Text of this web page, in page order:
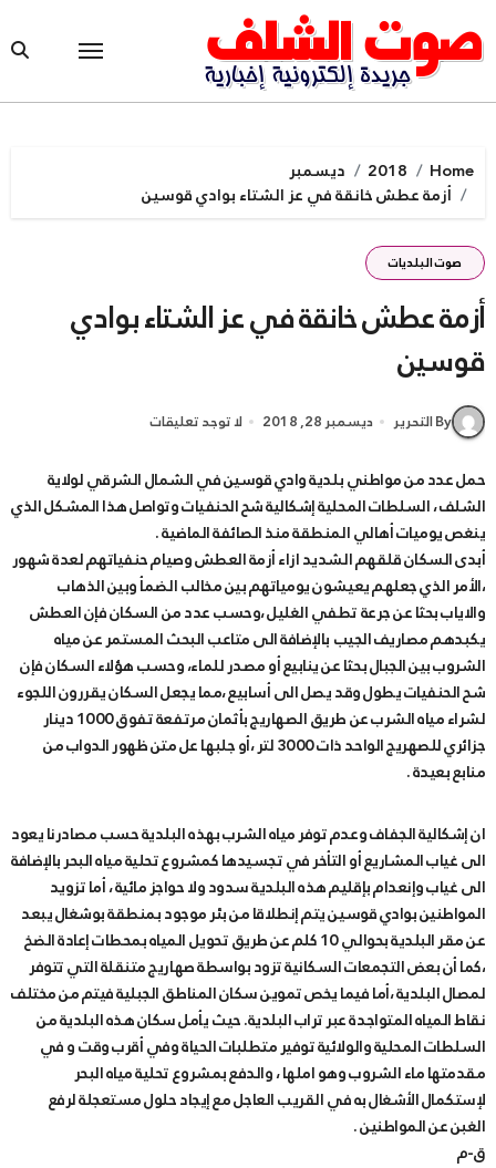
to
content
Home
2018
ديسمبر
أزمة عطش خانقة في عز الشتاء بوادي قوسين
صوت البلديات
أزمة عطش خانقة في عز الشتاء بوادي
قوسين
By التحرير ديسمبر 28, 2018 لا توجد تعليقات
حمل عدد من مواطني بلدية وادي قوسين في الشمال الشرقي لولاية
الشلف ، السلطات المحلية إشكالية شح الحنفيات وتواصل هذا المشكل الذي
ينغص يوميات أهالي المنطقة منذ الصائفة الماضية .
أبدى السكان قلقهم الشديد ازاء أزمة العطش وصيام حنفياتهم لعدة شهور
،الأمر الذي جعلهم يعيشون يومياتهم بين مخالب الضمأ وبين الذهاب
والاياب بحثا عن جرعة تطفي الغليل ،وحسب عدد من السكان فإن العطش
يكبدهم مصاريف الجيب بالإضافة الى متاعب البحث المستمر عن مياه
الشروب بين الجبال بحثا عن ينابيع أو مصدر للماء، وحسب هؤلاء السكان فإن
شح الحنفيات يطول وقد يصل الى أسابيع ،مما يجعل السكان يقررون اللجوء
لشراء مياه الشرب عن طريق الصهاريج بأثمان مرتفعة تفوق 1000 دينار
جزائري للصهريج الواحد ذات 3000 لتر ،أو جلبها عل متن ظهور الدواب من
منابع بعيدة .
ان إشكالية الجفاف وعدم توفر مياه الشرب بهذه البلدية حسب مصادرنا يعود
الى غياب المشاريع أو التأخر في تجسيدها كمشروع تحلية مياه البحر بالإضافة
الى غياب وإنعدام بإقليم هذه البلدية سدود ولا حواجز مائية ، أما تزويد
المواطنين بوادي قوسين يتم إنطلاقا من بئر موجود بمنطقة بوشغال يبعد
عن مقر البلدية بحوالي 10 كلم عن طريق تحويل المياه بمحطات إعادة الضخ
،كما أن بعض التجمعات السكانية تزود بواسطة صهاريج متنقلة التي تتوفر
لمصال البلدية ،أما فيما يخص تموين سكان المناطق الجبلية فيتم من مختلف
نقاط المياه المتواجدة عبر تراب البلدية. حيث يأمل سكان هذه البلدية من
السلطات المحلية والولائية توفير متطلبات الحياة وفي أقرب وقت و في
مقدمتها ماء الشروب وهو املها ، والدفع بمشروع تحلية مياه البحر
لإستكمال الأشغال به في القريب العاجل مع إيجاد حلول مستعجلة لرفع
الغبن عن المواطنين .
ق-م